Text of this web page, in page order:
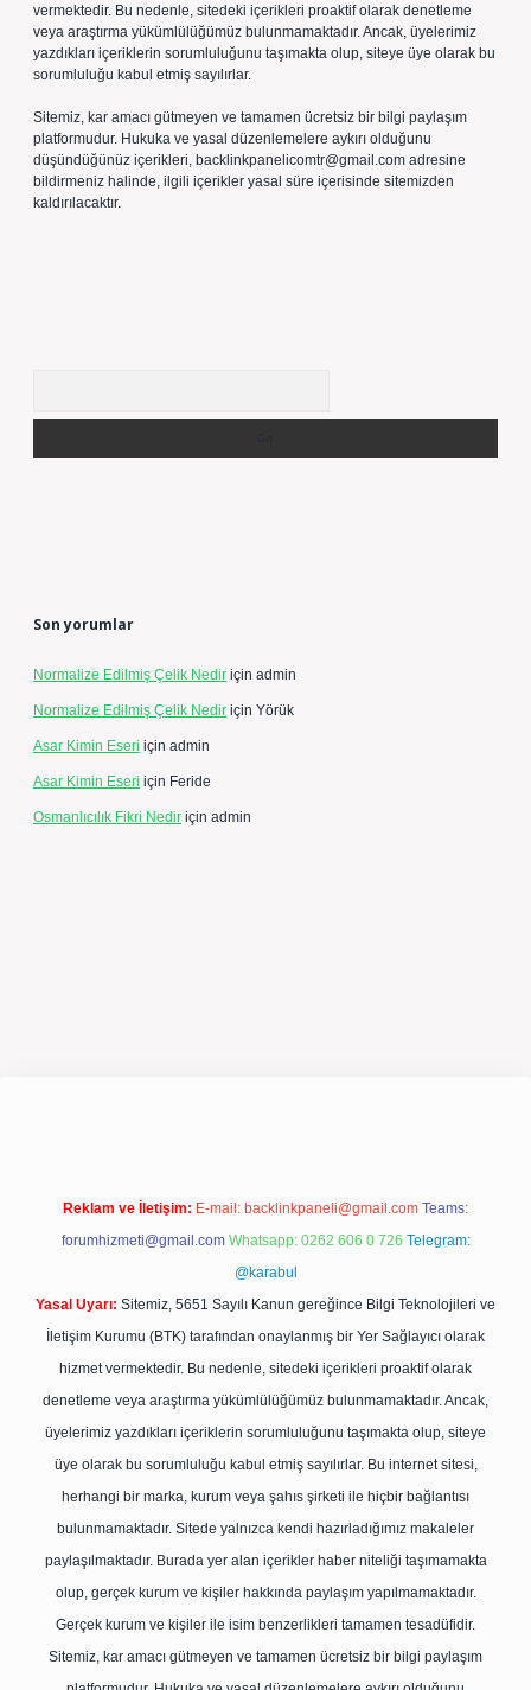
vermektedir. Bu nedenle, sitedeki içerikleri proaktif olarak denetleme
veya araştırma yükümlülüğümüz bulunmamaktadır. Ancak, üyelerimiz
yazdıkları içeriklerin sorumluluğunu taşımakta olup, siteye üye olarak bu
sorumluluğu kabul etmiş sayılırlar.
Sitemiz, kar amacı gütmeyen ve tamamen ücretsiz bir bilgi paylaşım
platformudur. Hukuka ve yasal düzenlemelere aykırı olduğunu
düşündüğünüz içerikleri, backlinkpanelicomtr@gmail.com adresine
bildirmeniz halinde, ilgili içerikler yasal süre içerisinde sitemizden
kaldırılacaktır.
Son yorumlar
Normalize Edilmiş Çelik Nedir için admin
Normalize Edilmiş Çelik Nedir için Yörük
Asar Kimin Eseri için admin
Asar Kimin Eseri için Feride
Osmanlıcılık Fikri Nedir için admin
Reklam ve İletişim: E-mail: backlinkpaneli@gmail.com Teams:
forumhizmeti@gmail.com Whatsapp: 0262 606 0 726 Telegram:
@karabul
Yasal Uyarı: Sitemiz, 5651 Sayılı Kanun gereğince Bilgi Teknolojileri ve
İletişim Kurumu (BTK) tarafından onaylanmış bir Yer Sağlayıcı olarak
hizmet vermektedir. Bu nedenle, sitedeki içerikleri proaktif olarak
denetleme veya araştırma yükümlülüğümüz bulunmamaktadır. Ancak,
üyelerimiz yazdıkları içeriklerin sorumluluğunu taşımakta olup, siteye
üye olarak bu sorumluluğu kabul etmiş sayılırlar. Bu internet sitesi,
herhangi bir marka, kurum veya şahıs şirketi ile hiçbir bağlantısı
bulunmamaktadır. Sitede yalnızca kendi hazırladığımız makaleler
paylaşılmaktadır. Burada yer alan içerikler haber niteliği taşımamakta
olup, gerçek kurum ve kişiler hakkında paylaşım yapılmamaktadır.
Gerçek kurum ve kişiler ile isim benzerlikleri tamamen tesadüfidir.
Sitemiz, kar amacı gütmeyen ve tamamen ücretsiz bir bilgi paylaşım